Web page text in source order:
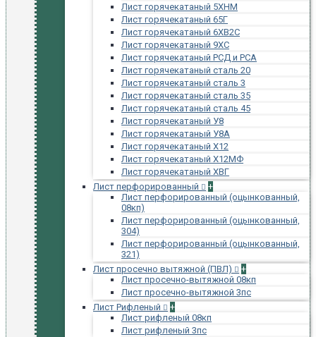
Лист горячекатаный 5ХНМ
Лист горячекатаный 65Г
Лист горячекатаный 6ХВ2С
Лист горячекатаный 9ХС
Лист горячекатаный РСД и РСА
Лист горячекатаный сталь 20
Лист горячекатаный сталь 3
Лист горячекатаный сталь 35
Лист горячекатаный сталь 45
Лист горячекатаный У8
Лист горячекатаный У8А
Лист горячекатаный Х12
Лист горячекатаный Х12МФ
Лист горячекатаный ХВГ
Лист перфорированный
+
Лист перфорированный (оцынкованный,
08кп)
Лист перфорированный (оцынкованный,
304)
Лист перфорированный (оцынкованный,
321)
Лист просечно вытяжной (ПВЛ)
+
Лист просечно-вытяжной 08кп
Лист просечно-вытяжной 3пс
Лист Рифленый
+
Лист рифленый 08кп
Лист рифленый 3пс